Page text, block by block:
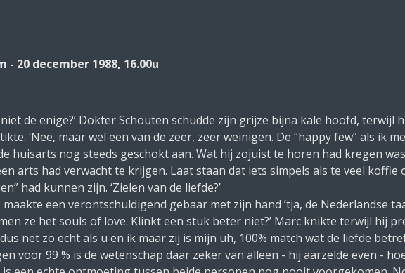
- 20 december 1988, 16.00u
niet de enige?’ Dokter Schouten schudde zijn grijze bijna kale hoofd, terwijl
‘Nee, maar wel een van de zeer, zeer weinigen. De “happy few” als ik
huisarts nog steeds geschokt aan. Wat hij zojuist te horen had kregen
arts had verwacht te krijgen. Laat staan dat iets simpels als te veel
had kunnen zijn. ‘Zielen van de liefde?’
een verontschuldigend gebaar met zijn hand ’tja, de Nederlandse
ze hetsouls of love. Klinkt een stuk beter niet?’ Marc knikte terwijl hij
net zo echt als u en ik maar zij is mijn uh, 100% match wat de liefde
voor 99 % is de wetenschap daar zeker van alleen - hij aarzelde even -